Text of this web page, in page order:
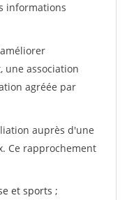
informations
une association
agréée par
auprès d'une
Ce rapprochement
et sports ;